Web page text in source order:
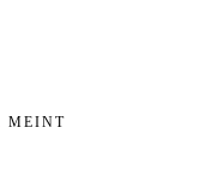
MEINT